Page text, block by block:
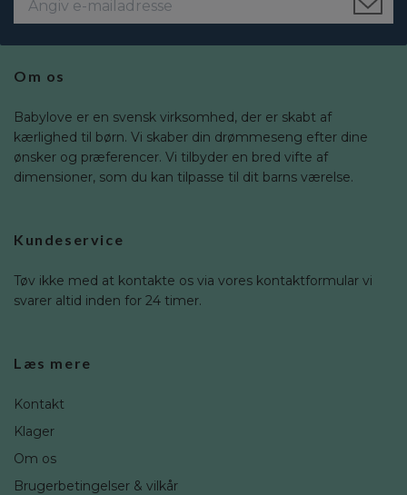
Om os
Babylove er en svensk virksomhed, der er skabt af
kærlighed til børn. Vi skaber din drømmeseng efter dine
ønsker og præferencer. Vi tilbyder en bred vifte af
dimensioner, som du kan tilpasse til dit barns værelse.
Kundeservice
Tøv ikke med at kontakte os via vores kontaktformular vi
svarer altid inden for 24 timer.
Læs mere
Kontakt
Klager
Om os
Brugerbetingelser & vilkår